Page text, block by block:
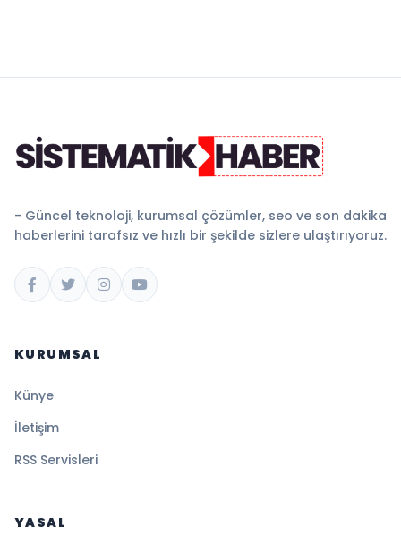
- Güncel teknoloji, kurumsal çözümler, seo ve son dakika
haberlerini tarafsız ve hızlı bir şekilde sizlere ulaştırıyoruz.
KURUMSAL
Künye
İletişim
RSS Servisleri
YASAL